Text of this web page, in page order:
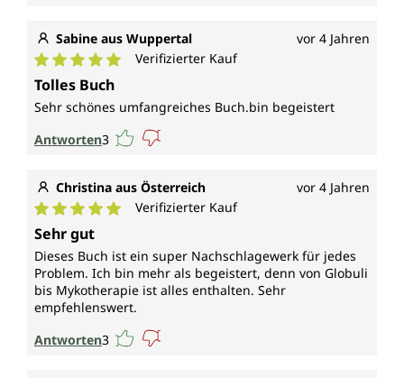
Sabine aus Wuppertal vor 4 Jahren
Durchschnittliche Bewertung von 5 von 5 Sternen
Verifizierter Kauf
Tolles Buch
Sehr schönes umfangreiches Buch.bin begeistert
Antworten3
Christina aus Österreich vor 4 Jahren
Durchschnittliche Bewertung von 5 von 5 Sternen
Verifizierter Kauf
Sehr gut
Dieses Buch ist ein super Nachschlagewerk für jedes
Problem. Ich bin mehr als begeistert, denn von Globuli
bis Mykotherapie ist alles enthalten. Sehr
empfehlenswert.
Antworten3